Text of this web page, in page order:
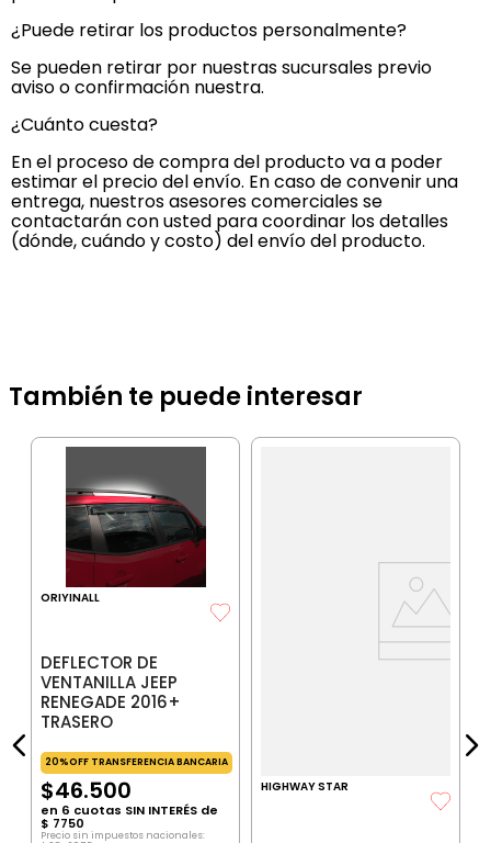
¿Puede retirar los productos personalmente?
Se pueden retirar por nuestras sucursales previo
aviso o confirmación nuestra.
¿Cuánto cuesta?
En el proceso de compra del producto va a poder
estimar el precio del envío. En caso de convenir una
entrega, nuestros asesores comerciales se
contactarán con usted para coordinar los detalles
(dónde, cuándo y costo) del envío del producto.
También te puede interesar
ORIYINALL
DEFLECTOR DE
VENTANILLA JEEP
RENEGADE 2016+
TRASERO
20%OFF TRANSFERENCIA BANCARIA
$46.500
en 6 cuotas SIN INTERÉS de
$ 7750
Precio sin impuestos nacionales:
HIGHWAY STAR